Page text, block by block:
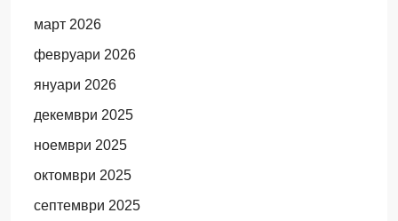
март 2026
февруари 2026
януари 2026
декември 2025
ноември 2025
октомври 2025
септември 2025